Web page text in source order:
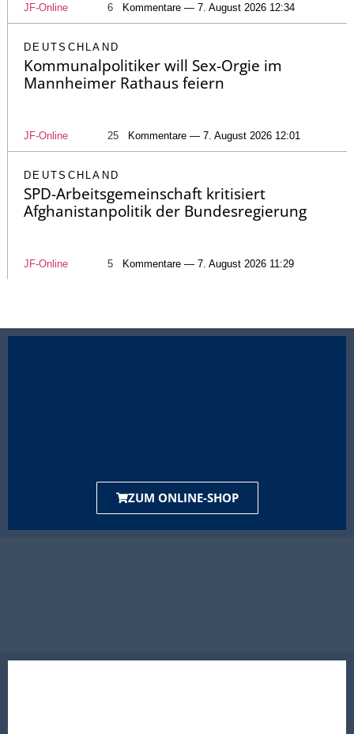
JF-Online 6 Kommentare — 7. August 2026 12:34
DEUTSCHLAND
Kommunalpolitiker will Sex-Orgie im
Mannheimer Rathaus feiern
JF-Online 25 Kommentare — 7. August 2026 12:01
DEUTSCHLAND
SPD-Arbeitsgemeinschaft kritisiert
Afghanistanpolitik der Bundesregierung
JF-Online 5 Kommentare — 7. August 2026 11:29
ZUM ONLINE-SHOP